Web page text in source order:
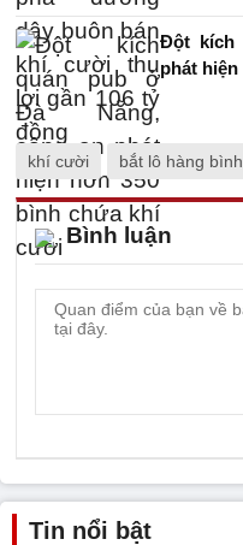
Đột kích
phát
khí cười bắt lô hàng
Bình luận
Tin nổi bật